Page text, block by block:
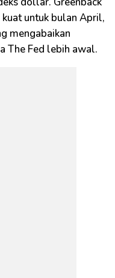
untuk bulan April,
mengabaikan
The Fed lebih awal.